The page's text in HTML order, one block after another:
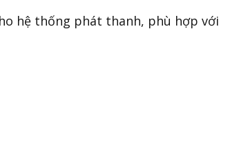
hệ thống phát thanh, phù hợp với